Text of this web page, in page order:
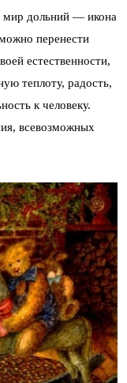
дольний — икона
перенести
естественности,
теплоту, радость,
к человеку.
всевозможных